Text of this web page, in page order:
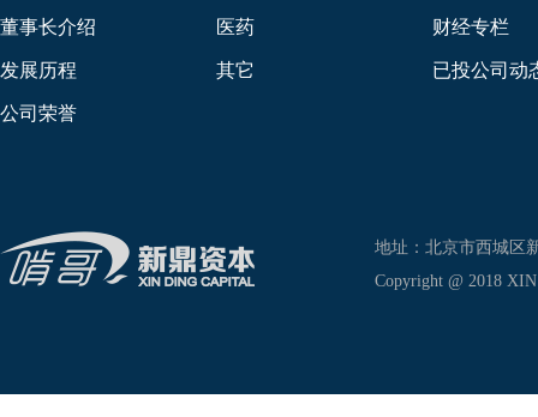
董事长介绍
发展历程
公司荣誉
医药
其它
财经专栏
已投公司动
地址：北京市西城区
Copyright @ 2018